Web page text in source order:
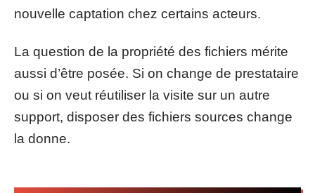
nouvelle captation chez certains acteurs.
La question de la propriété des fichiers mérite
aussi d’être posée. Si on change de prestataire
ou si on veut réutiliser la visite sur un autre
support, disposer des fichiers sources change
la donne.